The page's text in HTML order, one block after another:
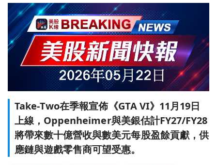
Take‑Two在季報宣佈《GTA VI》11月19日
上線，Oppenheimer與美銀估計FY27/FY28
將帶來數十億營收與數美元每股盈餘貢獻，供
應鏈與遊戲零售商可望受惠。